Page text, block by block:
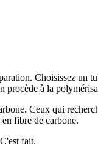
Choisissez un
à la
Ceux qui
en fibre de carbone.
fait.